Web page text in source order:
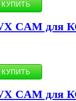
CAM для
CAM для